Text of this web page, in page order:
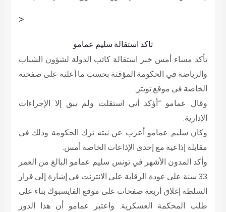
<
تاكد استقالة سليم عمامو
تأكد مساء أمس خبر استقالة كاتب الدولة لشؤون الشباب
والرياضة في الحكومة المؤقتة بحسب ما أعلنه على صفحته
الخاصة في موقع تويتر.
وقال عمامو “أؤكد أني استقلت ولم يبق إلا الإجراءات
الإدارية.
وكان سليم عمامو أعرب عن نيته ترك الحكومة وذلك في
مقابلة إذاعية مع إحدى الإذاعات الخاصة أمس.
وأكد المدون الأشهر في تونس سليم عمامو البالغ من العمر
33 سنة على عودة الرقابة على الانترنت في إشارة إلى قرار
السلطة إغلاق أربعة صفحات على موقع الفايسبوك بناء على
طلب المحكمة العسكرية. واعتبر عمامو أن هذا الدور